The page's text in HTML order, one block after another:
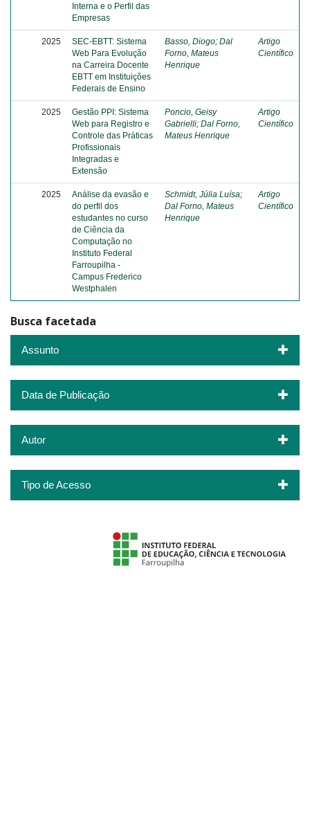
Interna e o Perfil das
Empresas
2025
SEC-EBTT: Sistema
Web Para Evolução
na Carreira Docente
EBTT em Instituições
Federais de Ensino
Basso, Diogo; Dal
Forno, Mateus
Henrique
Artigo
Científico
2025
Gestão PPI: Sistema
Web para Registro e
Controle das Práticas
Profissionais
Integradas e
Extensão
Poncio, Geisy
Gabrielli; Dal Forno,
Mateus Henrique
Artigo
Científico
2025
Análise da evasão e
do perfil dos
estudantes no curso
de Ciência da
Computação no
Instituto Federal
Farroupilha -
Campus Frederico
Westphalen
Schmidt, Júlia Luísa;
Dal Forno, Mateus
Henrique
Artigo
Científico
Busca facetada
Assunto
Data de Publicação
Autor
Tipo de Acesso